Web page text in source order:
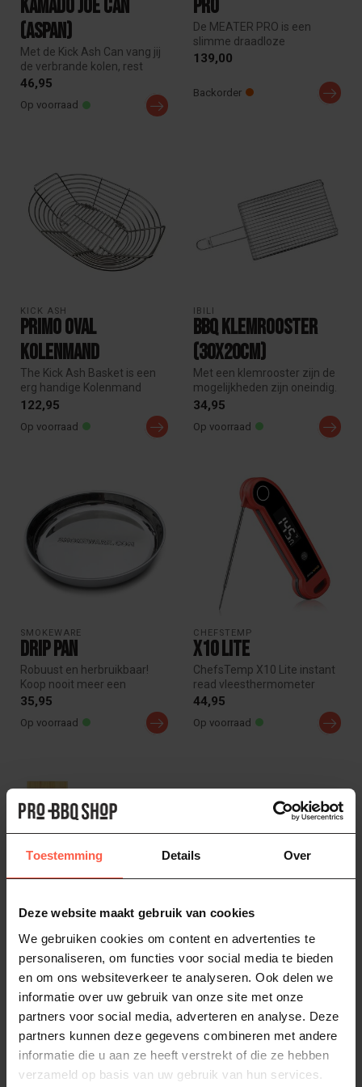
Toestemming Details Over
Deze website maakt gebruik van cookies
We gebruiken cookies om content en advertenties te
personaliseren, om functies voor social media te bieden
en om ons websiteverkeer te analyseren. Ook delen we
informatie over uw gebruik van onze site met onze
partners voor social media, adverteren en analyse. Deze
partners kunnen deze gegevens combineren met andere
informatie die u aan ze heeft verstrekt of die ze hebben
verzameld op basis van uw gebruik van hun services.
Kamado Joe Can
(aspan)
Met de Kick Ash Can vang jij
de verbrande kolen, rest
stukjes, gruis en het as n...
46,95
Op voorraad
Pro
De MEATER PRO is een
slimme draadloze
vleesthermometer met app-
139,00
Backorder
KICK ASH
Primo Oval
Kolenmand
The Kick Ash Basket is een
erg handige Kolenmand
(Charcoal Basket) waarin u
122,95
Op voorraad
IBILI
BBQ Klemrooster
(30x20cm)
Met een klemrooster zijn de
mogelijkheden zijn oneindig.
Het klemrooster kan goe...
34,95
Op voorraad
SMOKEWARE
Drip pan
Robuust en herbruikbaar!
Koop nooit meer een
wegwerp lekbak. Past
35,95
Op voorraad
CHEFSTEMP
X10 Lite
ChefsTemp X10 Lite instant
read vleesthermometer
meet kerntemperatuur
44,95
Op voorraad
PRO DUO
Vleesthermometer
De MEATER PRO DUO is een
slimme draadloze
vleesthermometer met twee
probes voor ...
219,00
Op voorraad
Diffuser plate voor
kettle bbq 57cm
Napoleon Diffuser plate is
een hitteschild en kan je
gebruiken op de Napoleon
Ke...
57,95
Op voorraad